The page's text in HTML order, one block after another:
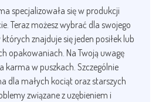
specjalizowała się w produkcji
Teraz możesz wybrać dla swojego
znajduje się jeden posiłek lub
opakowaniach. Na Twoją uwagę
karma w puszkach. Szczególnie
dla małych kociąt oraz starszych
związane z uzębieniem i